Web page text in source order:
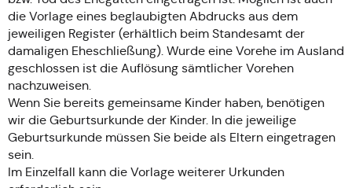
die Vorlage eines beglaubigten Abdrucks aus dem
jeweiligen Register (erhältlich beim Standesamt der
damaligen Eheschließung). Wurde eine Vorehe im Ausland
geschlossen ist die Auflösung sämtlicher Vorehen
nachzuweisen.
Wenn Sie bereits gemeinsame Kinder haben, benötigen
wir die Geburtsurkunde der Kinder. In die jeweilige
Geburtsurkunde müssen Sie beide als Eltern eingetragen
sein.
Im Einzelfall kann die Vorlage weiterer Urkunden